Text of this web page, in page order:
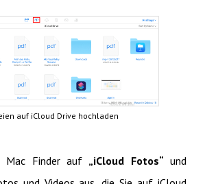
auf iCloud Drive hochladen
Mac Finder auf „iCloud Fotos“ und